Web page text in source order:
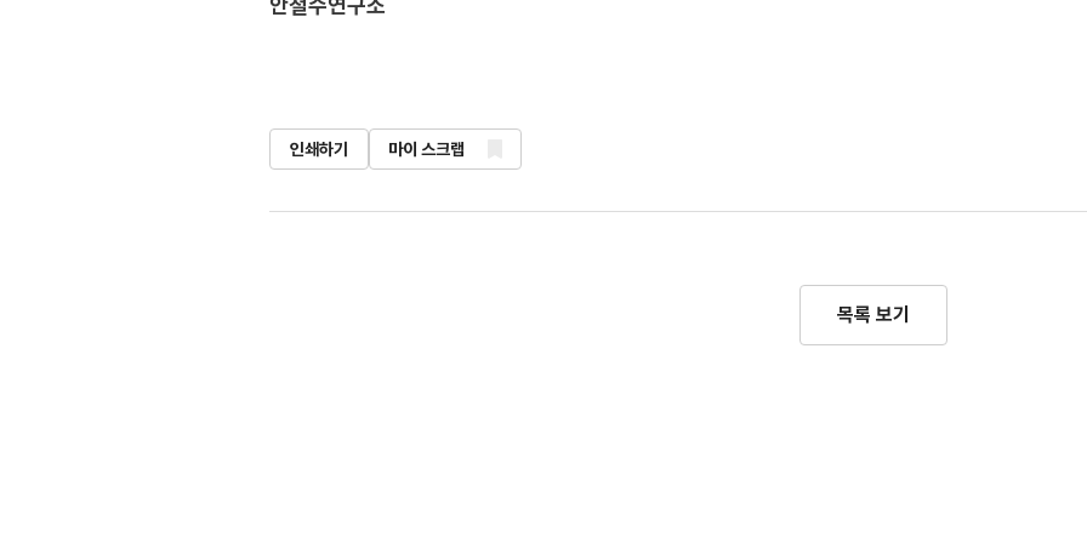
안철수연구소
인쇄하기 마이 스크랩
목록 보기